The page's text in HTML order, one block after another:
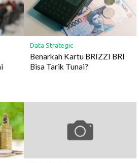
Data Strategic
Benarkah Kartu BRIZZI BRI
Bisa Tarik Tunai?